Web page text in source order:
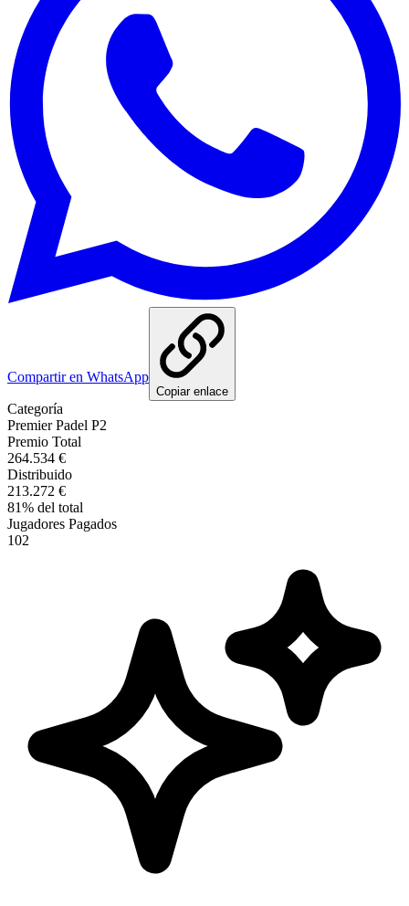
Compartir en WhatsApp
Copiar enlace
Categoría
Premier Padel P2
Premio Total
264.534 €
Distribuido
213.272 €
81% del total
Jugadores Pagados
102